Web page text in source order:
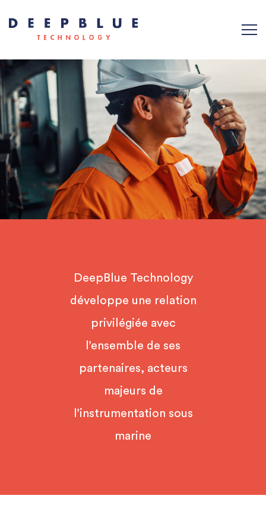
DeepBlue Technology
développe une relation
privilégiée avec
l’ensemble de ses
partenaires, acteurs
majeurs de
l’instrumentation sous
marine